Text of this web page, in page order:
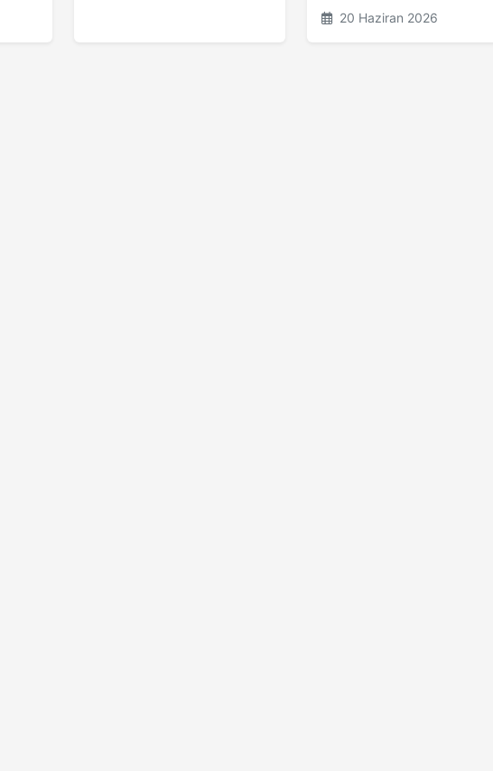
20 Haziran 2026